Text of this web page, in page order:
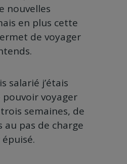
nouvelles
en plus cette
de voyager
salarié j’étais
voyager
semaines, de
au pas de charge